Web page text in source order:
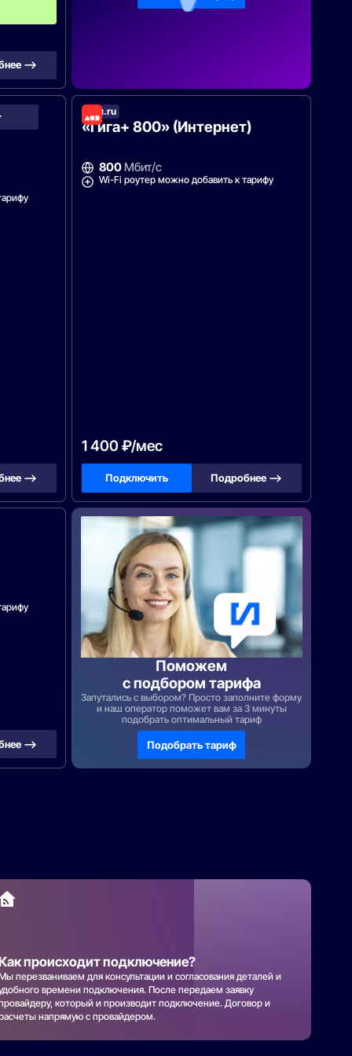
—>
Зеленая
точка
—>
Дом.ru
«Гига+ 800» (Интернет)
800 Мбит/с
Wi-Fi роутер можно добавить к тарифу
1 400 ₽/мес
Подключить Подробнее —>
—>
Поможем
с подбором тарифа
Запутались с выбором? Просто заполните форму
и наш оператор поможет вам за 3 минуты
подобрать оптимальный тариф
Подобрать тариф
происходит подключение?
перезваниваем для консультации и согласования деталей и
времени подключения. После передаем заявку
который и производит подключение. Договор и
напрямую с провайдером.